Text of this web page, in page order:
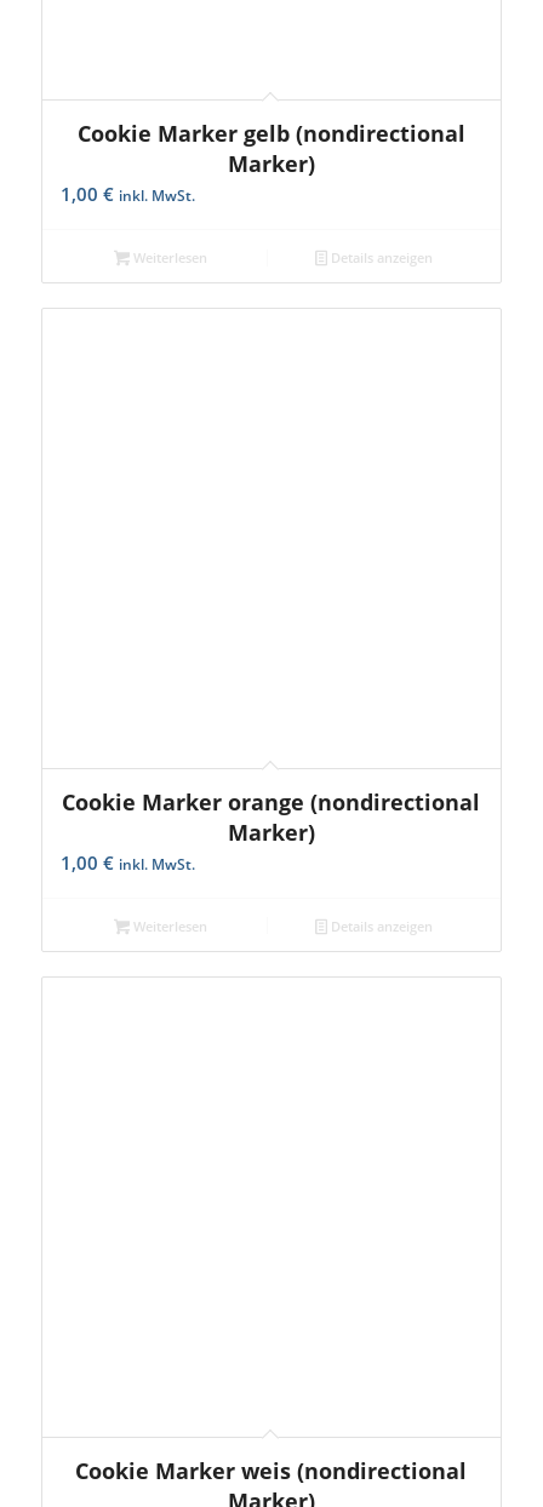
Cookie Marker gelb (nondirectional
Marker)
1,00 € inkl. MwSt.
Weiterlesen Details anzeigen
Cookie Marker orange (nondirectional
Marker)
1,00 € inkl. MwSt.
Weiterlesen Details anzeigen
Cookie Marker weis (nondirectional
Marker)